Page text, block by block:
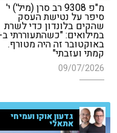
מ"פ 9308 רב סרן (מיל') י'
סיפר על נטישת העסק
שהקים בלונדון כדי לשרת
באוקטובר זה היה מטורף.
קמתי ועזבתי"
09/07/2026
גדעון אוקו ועמיחי
אתאלי